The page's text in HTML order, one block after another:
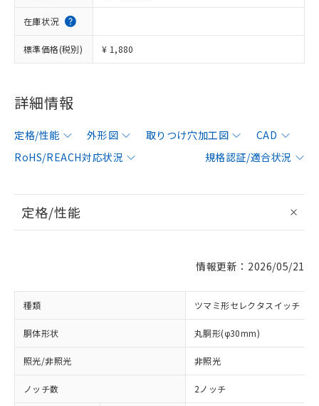
在庫状況
標準価格(税別) ¥ 1,880
詳細情報
定格/性能 外形図 取りつけ穴加工図
CAD
RoHS/REACH対応状況
規格認証/適合状況
定格/性能
情報更新：2026/05/21
種類 ツマミ形セレクタスイッチ
胴体形状 丸胴形(φ30mm)
照光/非照光 非照光
ノッチ数 2ノッチ